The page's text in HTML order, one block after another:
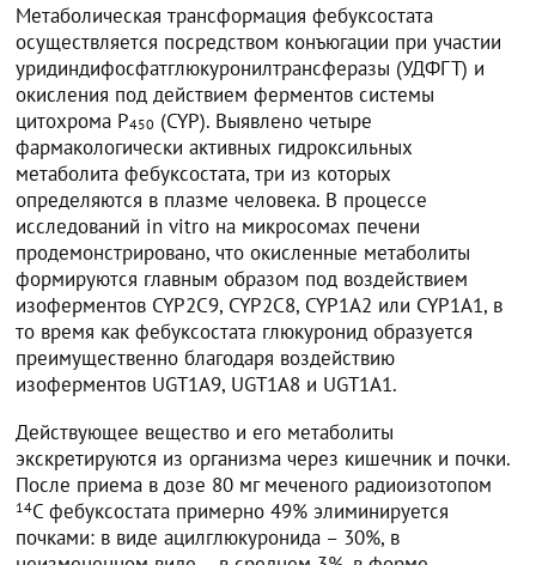
Метаболическая трансформация фебуксостата
осуществляется посредством конъюгации при участии
уридиндифосфатглюкуронилтрансферазы (УДФГТ) и
окисления под действием ферментов системы
цитохрома Р450 (CYP). Выявлено четыре
фармакологически активных гидроксильных
метаболита фебуксостата, три из которых
определяются в плазме человека. В процессе
исследований in vitro на микросомах печени
продемонстрировано, что окисленные метаболиты
формируются главным образом под воздействием
изоферментов CYP2C9, CYP2C8, CYP1A2 или CYP1A1, в
то время как фебуксостата глюкуронид образуется
преимущественно благодаря воздействию
изоферментов UGT1А9, UGT1А8 и UGT1А1.
Действующее вещество и его метаболиты
экскретируются из организма через кишечник и почки.
После приема в дозе 80 мг меченого радиоизотопом
14С фебуксостата примерно 49% элиминируется
почками: в виде ацилглюкуронида – 30%, в